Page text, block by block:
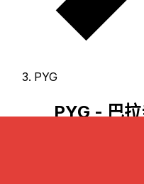
PYG
PYG - 巴